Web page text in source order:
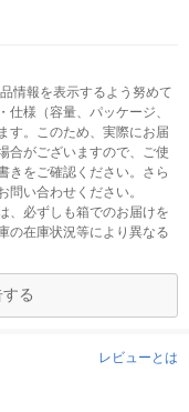
情報を表示するよう努めて
様（容量、パッケージ、
す。このため、実際にお届
合がございますので、ご使
きをご確認ください。さら
い合わせください。
、必ずしも箱でのお届けを
の在庫状況等により異なる
る
レビューとは